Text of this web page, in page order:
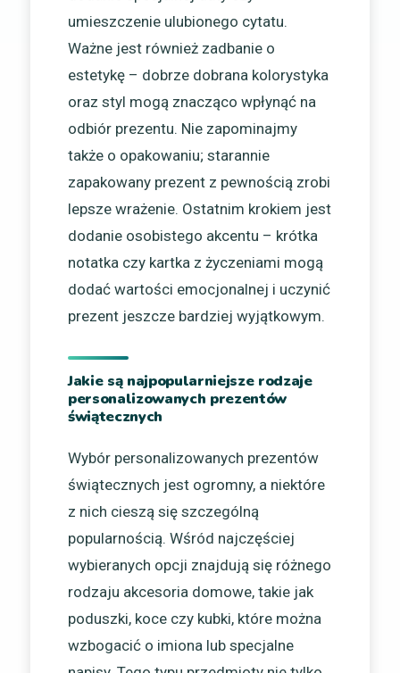
umieszczenie ulubionego cytatu.
Ważne jest również zadbanie o
estetykę – dobrze dobrana kolorystyka
oraz styl mogą znacząco wpłynąć na
odbiór prezentu. Nie zapominajmy
także o opakowaniu; starannie
zapakowany prezent z pewnością zrobi
lepsze wrażenie. Ostatnim krokiem jest
dodanie osobistego akcentu – krótka
notatka czy kartka z życzeniami mogą
dodać wartości emocjonalnej i uczynić
prezent jeszcze bardziej wyjątkowym.
Jakie są najpopularniejsze rodzaje
personalizowanych prezentów
świątecznych
Wybór personalizowanych prezentów
świątecznych jest ogromny, a niektóre
z nich cieszą się szczególną
popularnością. Wśród najczęściej
wybieranych opcji znajdują się różnego
rodzaju akcesoria domowe, takie jak
poduszki, koce czy kubki, które można
wzbogacić o imiona lub specjalne